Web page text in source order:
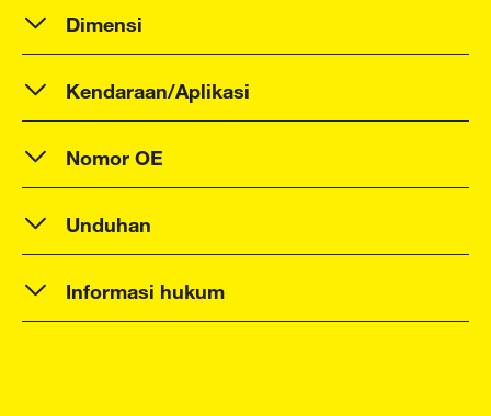
Dimensi
Kendaraan/Aplikasi
Nomor OE
Unduhan
Informasi hukum